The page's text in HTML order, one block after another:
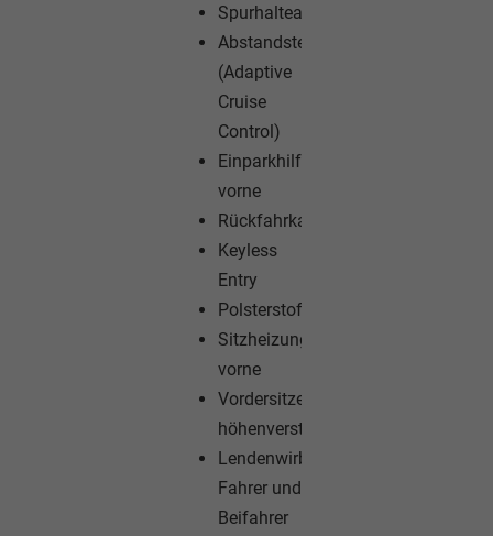
Spurhalteassistent
Abstandstempomat
(Adaptive
Cruise
Control)
Einparkhilfe
vorne
Rückfahrkamera
Keyless
Entry
Polsterstoff
Sitzheizung
vorne
Vordersitze
höhenverstellbar
Lendenwirbelstütze
Fahrer und
Beifahrer